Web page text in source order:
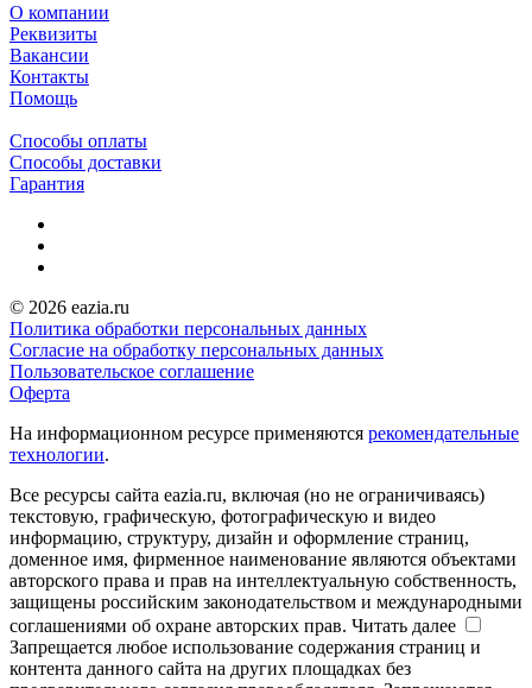
О компании
Реквизиты
Вакансии
Контакты
Помощь
Способы оплаты
Способы доставки
Гарантия
© 2026 eazia.ru
Политика обработки персональных данных
Согласие на обработку персональных данных
Пользовательское соглашение
Оферта
На информационном ресурсе применяются рекомендательные
технологии.
Все ресурсы сайта eazia.ru, включая (но не ограничиваясь)
текстовую, графическую, фотографическую и видео
информацию, структуру, дизайн и оформление страниц,
доменное имя, фирменное наименование являются объектами
авторского права и прав на интеллектуальную собственность,
защищены российским законодательством и международными
соглашениями об охране авторских прав. Читать далее
Запрещается любое использование содержания страниц и
контента данного сайта на других площадках без